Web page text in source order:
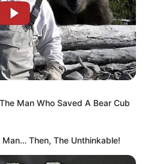
Man Who Saved A Bear Cub
Then, The Unthinkable!